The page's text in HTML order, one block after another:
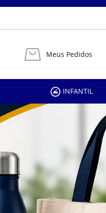
Meus Pedidos
INFANTIL